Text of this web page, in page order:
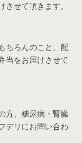
せて頂きます。
ちろんのこと、配
当をお届けさせて
方、糖尿病・腎臓
デリにお問い合わ